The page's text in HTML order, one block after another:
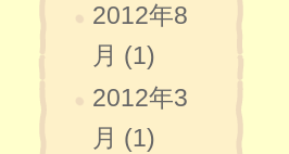
2012年8
月 (1)
2012年3
月 (1)